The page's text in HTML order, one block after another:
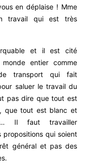
en déplaise ! Mme
travail qui est très
et il est cité
entier comme
transport qui fait
saluer le travail du
pas dire que tout est
que tout est blanc et
Il faut travailler
qui soient
général et pas des